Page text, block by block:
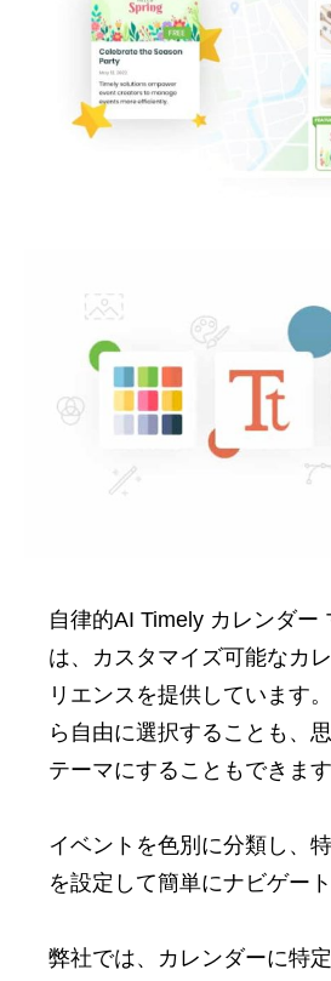
自律的AI Timely カレンダー
は、カスタマイズ可能なカ
リエンスを提供しています
ら自由に選択することも、
テーマにすることもできます
イベントを色別に分類し、
を設定して簡単にナビゲート
弊社では、カレンダーに特